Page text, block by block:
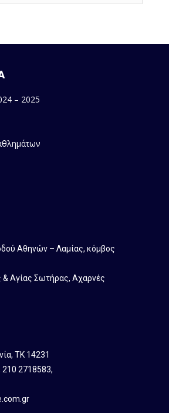
– 2025
Αθηνών – Λαμίας, κόμβος
Αγίας Σωτήρας, Αχαρνές
ΤΚ 14231
210 2718583,